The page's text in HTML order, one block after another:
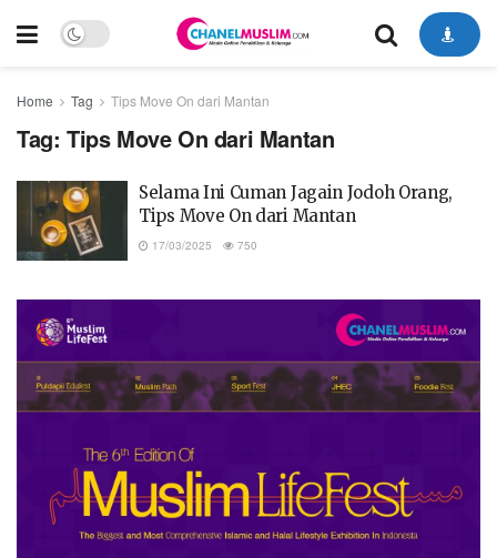
Home Tag Tips Move On dari Mantan
Tag: Tips Move On dari Mantan
Selama Ini Cuman Jagain Jodoh Orang,
Tips Move On dari Mantan
17/03/2025 750